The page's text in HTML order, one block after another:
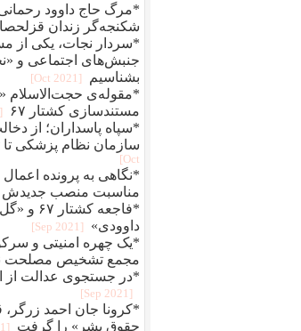
*مرگ حاج داوود
شکنجه‌گر زندان
*سردار نجات، یکی از
جنبش‌های اجتماعی و
بشناسیم
[2021 Oct]
*مقوله‌ی حجت‌الاسلام
مستند‌سازی کشتار ۶۷
[2021 Oct]
*سپاه پاسداران؛ از
سازمان نظام پزشکی
Oct]
*نگاهی به پرونده
مناسبت منصب
*فاجعه کشتار
داوودی»
[2021 Sep]
*یک چهره‌‌ امنیتی و
مجمع تشخیص مصلحت
*در جستجوی عدالت از
[2021 Sep]
*کرونا جان احمد
حقوق بشر» را گرفت
[2021 Sep]